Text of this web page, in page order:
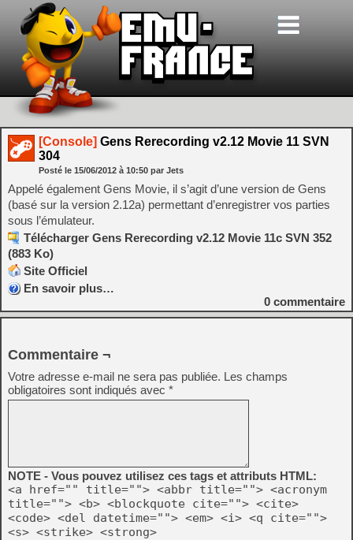
[Console] Gens Rerecording v2.12 Movie 11 SVN
304
Posté le 15/06/2012 à 10:50 par Jets
Appelé également Gens Movie, il s’agit d’une version de Gens
(basé sur la version 2.12a) permettant d’enregistrer vos parties
sous l’émulateur.
Télécharger Gens Rerecording v2.12 Movie 11c SVN 352
(883 Ko)
Site Officiel
En savoir plus…
0 commentaire
Commentaire ¬
Votre adresse e-mail ne sera pas publiée. Les champs
obligatoires sont indiqués avec *
NOTE - Vous pouvez utilisez ces tags et attributs HTML:
<a href="" title=""> <abbr title=""> <acronym
title=""> <b> <blockquote cite=""> <cite>
<code> <del datetime=""> <em> <i> <q cite="">
<s> <strike> <strong>